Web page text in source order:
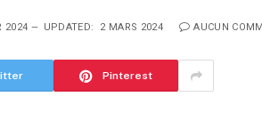
2024 UPDATED: 2 MARS 2024 AUCUN
Pinterest